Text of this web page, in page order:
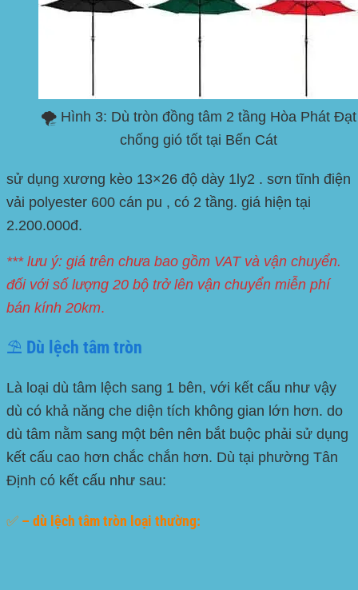
🌪️ Hình 3: Dù tròn đồng tâm 2 tầng Hòa Phát Đạt
chống gió tốt tại Bến Cát
sử dụng xương kèo 13×26 độ dày 1ly2 . sơn tĩnh điện
vải polyester 600 cán pu , có 2 tầng. giá hiện tại
2.200.000đ.
*** lưu ý: giá trên chưa bao gồm VAT và vận chuyển.
đối với số lượng 20 bộ trở lên vận chuyển miễn phí
bán kính 20km.
⛱️ Dù lệch tâm tròn
Là loại dù tâm lệch sang 1 bên, với kết cấu như vậy
dù có khả năng che diện tích không gian lớn hơn. do
dù tâm nằm sang một bên nên bắt buộc phải sử dụng
kết cấu cao hơn chắc chắn hơn. Dù tại phường Tân
Định có kết cấu như sau:
✅ – dù lệch tâm tròn loại thường: